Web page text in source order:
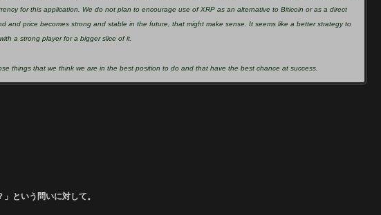
for this application. We do not plan to encourage use of XRP as an alternative to Biticoin or as a direct
and price becomes strong and stable in the future, that might make sense. It seems like a better strategy to
a strong player for a bigger slice of it.
things that we think we are in the best position to do and that have the best chance at success.
という問いに対して。